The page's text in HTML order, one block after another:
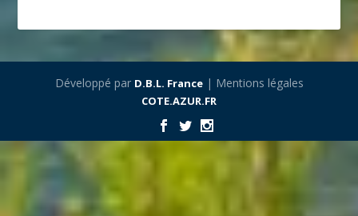
Développé par D.B.L. France| Mentions légales
COTE.AZUR.FR